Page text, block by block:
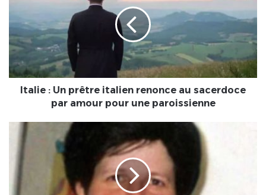
prêtre
italien
renonce
au
sacerdoce
par
amourItalie : Un prêtre italien renonce au sacerdoce
par amour pour une paroissienne
DIVERS/Melbourne